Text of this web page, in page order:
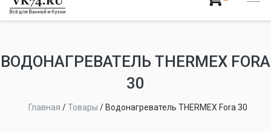
ВОДОНАГРЕВАТЕЛЬ THERMEX FORA
30
Главная /Товары / Водонагреватель THERMEX Fora 30